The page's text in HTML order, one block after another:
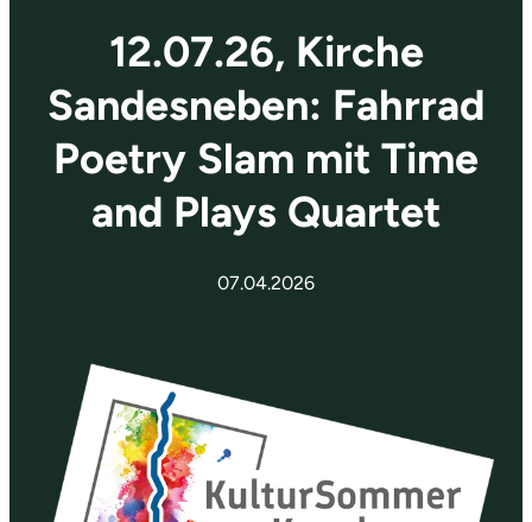
12.07.26, Kirche
Sandesneben: Fahrrad
Poetry Slam mit Time
and Plays Quartet
07.04.2026